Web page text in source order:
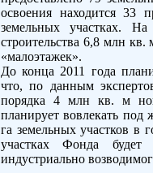
освоения находится 33
земельных участках.
строительства 6,8 млн
«малоэтажек».
До конца 2011 года
что, по данным
порядка 4 млн кв. м
планирует вовлекать под
га земельных участков в
участках Фонда
индустриально